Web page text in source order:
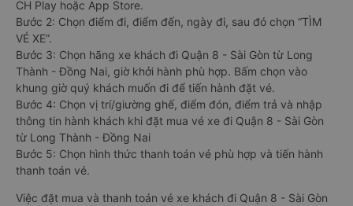
CH Play hoặc App Store.
Bước 2: Chọn điểm đi, điểm đến, ngày đi, sau đó chọn “TÌM
VÉ XE”.
Bước 3: Chọn hãng xe khách đi Quận 8 - Sài Gòn từ Long
Thành - Đồng Nai, giờ khởi hành phù hợp. Bấm chọn vào
khung giờ quý khách muốn đi để tiến hành đặt vé.
Bước 4: Chọn vị trí/giường ghế, điểm đón, điểm trả và nhập
thông tin hành khách khi đặt mua vé xe đi Quận 8 - Sài Gòn
từ Long Thành - Đồng Nai
Bước 5: Chọn hình thức thanh toán vé phù hợp và tiến hành
thanh toán vé.
Việc đặt mua và thanh toán vé xe khách đi Quận 8 - Sài Gòn